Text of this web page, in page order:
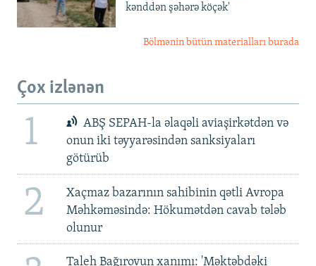
kənddən şəhərə köçək'
Bölmənin bütün materialları burada
Çox izlənən
1
ABŞ SEPAH-la əlaqəli aviaşirkətdən və
onun iki təyyarəsindən sanksiyaları
götürüb
2
Xaçmaz bazarının sahibinin qətli Avropa
Məhkəməsində: Hökumətdən cavab tələb
olunur
Taleh Bağırovun xanımı: 'Məktəbdəki